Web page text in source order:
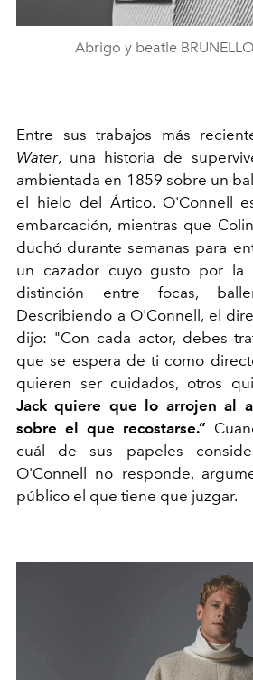
Abrigo y beatle
Entre sus trabajos más
Water, una historia de
ambientada en 1859 sobre un
el hielo del Ártico. O'Connell
embarcación, mientras que
duchó durante semanas para
un cazador cuyo gusto por la
distinción entre focas,
Describiendo a O'Connell, el
dijo: "Con cada actor, debes
que se espera de ti como
quieren ser cuidados, otros
Jack quiere que lo arrojen al
sobre el que recostarse.”
cuál de sus papeles
O'Connell no responde,
público el que tiene que juzgar.